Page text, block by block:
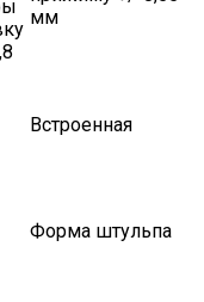
мм
Встроенная
Форма штульпа